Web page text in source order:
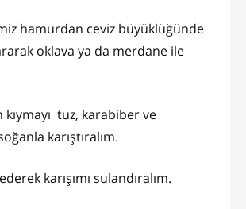
hamurdan ceviz büyüklüğünde
oklava ya da merdane ile
tuz, karabiber ve
karıştıralım.
karışımı sulandıralım.